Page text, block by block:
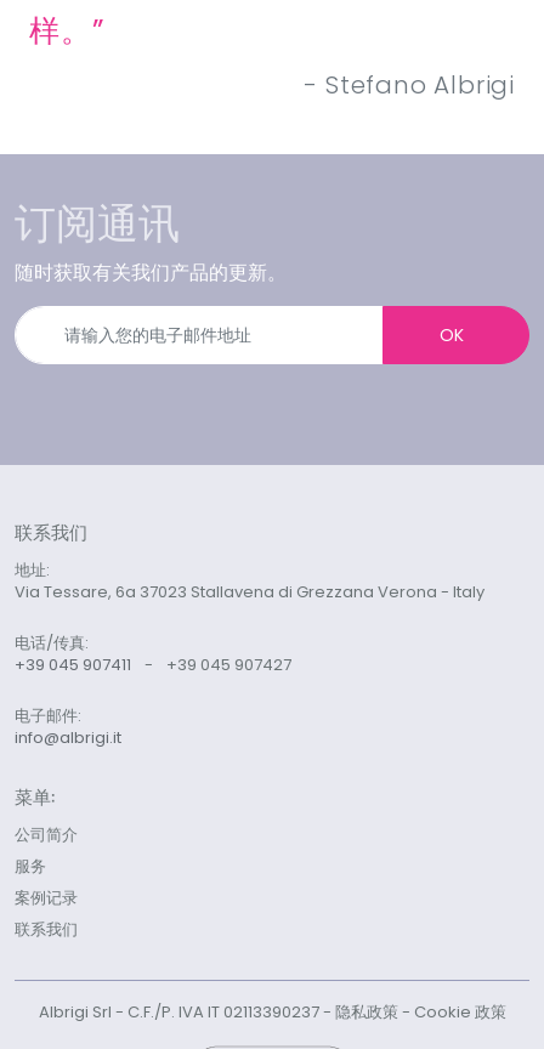
样。”
订阅通讯
随时获取有关我们产品的更新。
OK
联系我们
地址:
Via Tessare, 6a 37023 Stallavena di Grezzana Verona - Italy
电话/传真:
+39 045 907411
- +39 045 907427
电子邮件:
info@albrigi.it
菜单:
公司简介
服务
案例记录
联系我们
Albrigi Srl - C.F./P. IVA IT 02113390237 - 隐私政策 - Cookie 政策